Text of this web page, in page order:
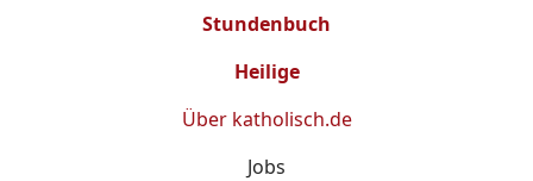
Stundenbuch
Heilige
Über katholisch.de
Jobs